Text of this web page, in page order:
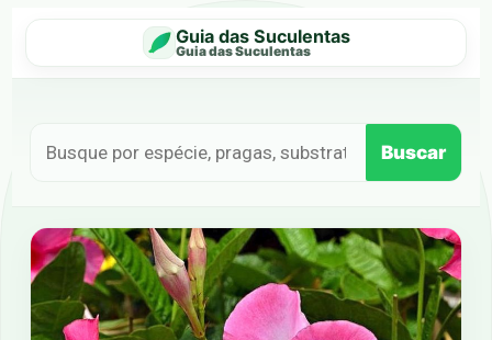
Guia das Suculentas
Guia das Suculentas
Buscar